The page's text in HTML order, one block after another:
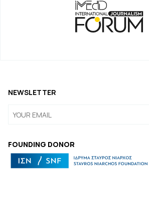
FOUNDING DONOR
NEWSLETTER